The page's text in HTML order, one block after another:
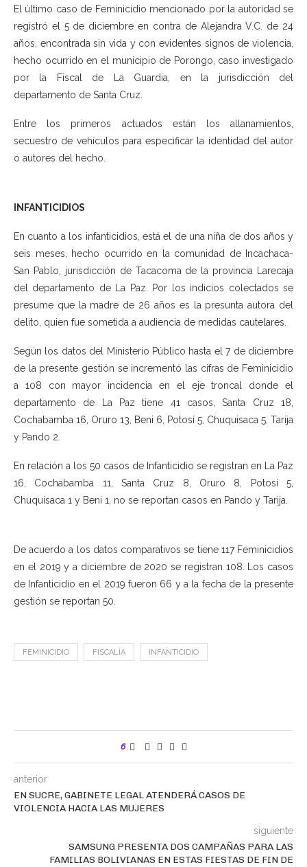
El último caso de Feminicidio mencionado por la autoridad se
registró el 5 de diciembre en contra de Alejandra V.C. de 24
años, encontrada sin vida y con evidentes signos de violencia,
hecho ocurrido en el municipio de Porongo, caso investigado
por la Fiscal de La Guardia, en la jurisdicción del
departamento de Santa Cruz.
Entre los primeros actuados están los allanamientos,
secuestro de vehículos para especificar la identidad del autor
o autores del hecho.
INFANTICIDIOS
En cuanto a los infanticidios, está el de una niña de dos años y
seis meses, hecho ocurrido en la comunidad de Incachaca-
San Pablo, jurisdicción de Tacacoma de la provincia Larecaja
del departamento de La Paz. Por los indicios colectados se
presume que la madre de 26 años es la presunta autora del
delito, quien fue sometida a audiencia de medidas cautelares.
Según los datos del Ministerio Público hasta el 7 de diciembre
de la presente gestión se incrementó las cifras de Feminicidio
a 108 con mayor incidencia en el eje troncal donde el
departamento de La Paz tiene 41 casos, Santa Cruz 18,
Cochabamba 16, Oruro 13, Beni 6, Potosí 5, Chuquisaca 5, Tarija
y Pando 2.
En relación a los 50 casos de Infanticidio se registran en La Paz
16, Cochabamba 11, Santa Cruz 8, Oruro 8, Potosí 5,
Chuquisaca 1 y Beni 1, no se reportan casos en Pando y Tarija.
De acuerdo a los datos comparativos se tiene 117 Feminicidios
en el 2019 y a diciembre de 2020 se registran 108. Los casos
de Infanticidio en el 2019 fueron 66 y a la fecha de la presente
gestión se reportan 50.
FEMINICIDIO FISCALÍA INFANTICIDIO
6
anterior
EN SUCRE, GABINETE LEGAL ATENDERÁ CASOS DE
VIOLENCIA HACIA LAS MUJERES
siguiente
SAMSUNG PRESENTA DOS CAMPAÑAS PARA LAS
FAMILIAS BOLIVIANAS EN ESTAS FIESTAS DE FIN DE